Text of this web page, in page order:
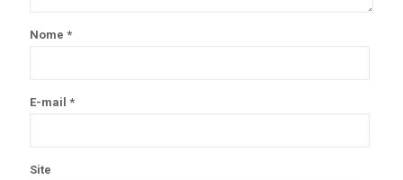
Nome *
E-mail *
Site